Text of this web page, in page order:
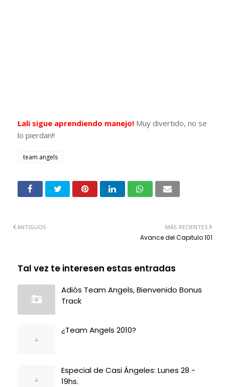
Lali sigue aprendiendo manejo! Muy divertido, no se
lo pierdan!!
team angels
MÁS RECIENTES
Avance del Capitulo 101
ANTIGUOS
Tal vez te interesen estas entradas
Adiós Team Angels, Bienvenido Bonus
Track
¿Team Angels 2010?
Especial de Casi Ángeles: Lunes 28 -
19hs.